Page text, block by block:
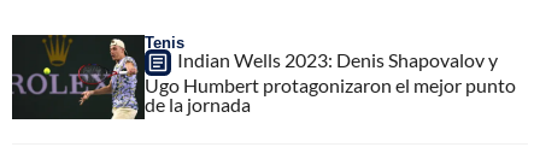
Tenis
Indian Wells 2023: Denis Shapovalov y
Ugo Humbert protagonizaron el mejor punto
de la jornada